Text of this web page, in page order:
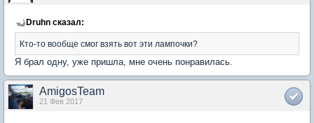
Druhn сказал:
Кто-то вообще смог взять вот эти лампочки?
Я брал одну, уже пришла, мне очень понравилась.
AmigosTeam
21 Фев 2017